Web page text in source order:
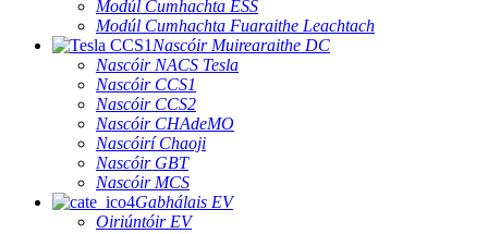
Modúl Cumhachta ESS
Modúl Cumhachta Fuaraithe Leachtach
Nascóir Muirearaithe DC
Nascóir NACS Tesla
Nascóir CCS1
Nascóir CCS2
Nascóir CHAdeMO
Nascóirí Chaoji
Nascóir GBT
Nascóir MCS
Gabhálais EV
Oiriúntóir EV